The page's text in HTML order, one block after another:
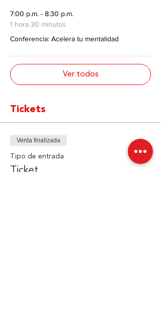
7:00 p.m. - 8:30 p.m.
1 hora 30 minutos
Conferencia: Acelera tu mentalidad
Ver todos
Tickets
Venta finalizada
Tipo de entrada
Ticket